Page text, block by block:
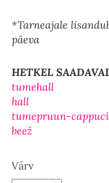
*Tarneajale
päeva
HETKEL
tumehall
hall
tumepruun-
beež
Värv